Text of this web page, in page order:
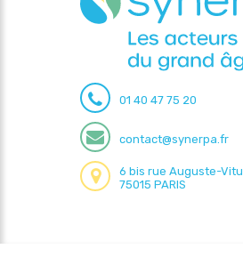
01 40 47 75 20
contact@synerpa.fr
6 bis rue Auguste-Vitu
75015 PARIS